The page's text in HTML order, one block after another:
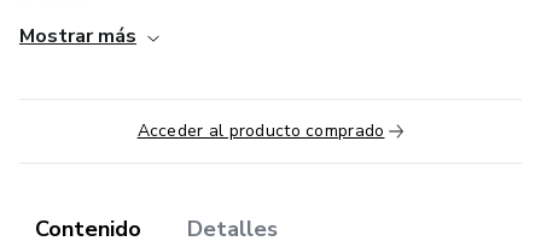
Mostrar más
Acceder al producto comprado
Contenido Detalles